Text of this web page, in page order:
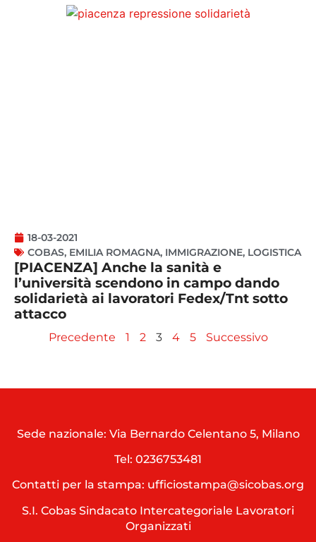
18-03-2021
COBAS, EMILIA ROMAGNA, IMMIGRAZIONE, LOGISTICA
[PIACENZA] Anche la sanità e
l’università scendono in campo dando
solidarietà ai lavoratori Fedex/Tnt sotto
attacco
Precedente 1 2 3 4 5 Successivo
Sede nazionale: Via Bernardo Celentano 5, Milano
Tel: 0236753481
Contatti per la stampa: ufficiostampa@sicobas.org
S.I. Cobas Sindacato Intercategoriale Lavoratori
Organizzati